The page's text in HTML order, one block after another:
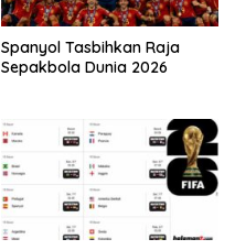
Spanyol Tasbihkan Raja
Sepakbola Dunia 2026